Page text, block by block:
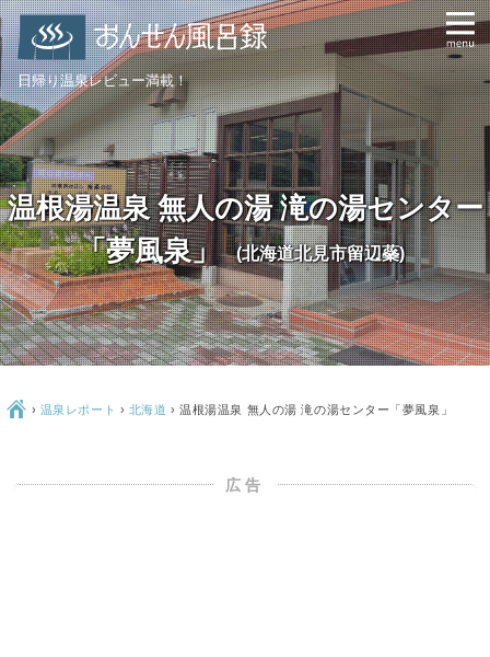
日帰り温泉レビュー満載！
温根湯温泉 無人の湯 滝の湯センター
「夢風泉」
(北海道北見市留辺蘂)
Ç › 温泉レポート › 北海道 ›温根湯温泉 無人の湯 滝の湯センター「夢風泉」